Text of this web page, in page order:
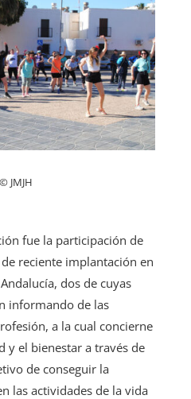
JMJH
fue la participación de
reciente implantación en
dos de cuyas
informando de las
a la cual concierne
y el bienestar a través de
de conseguir la
las actividades de la vida